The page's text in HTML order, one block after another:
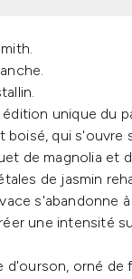
unique du
qui s'ouvre
de magnolia et
de jasmin
s'abandonne
une intensité
orné de